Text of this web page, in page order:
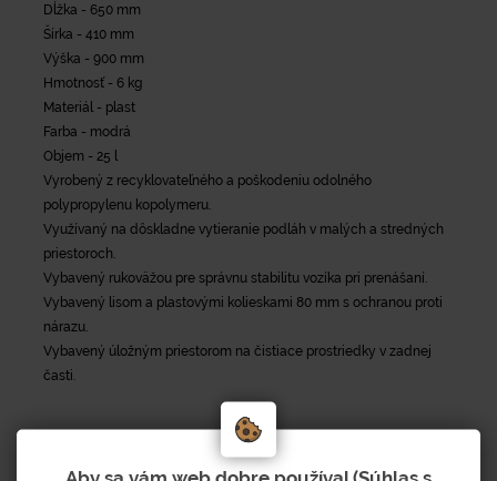
Dĺžka - 650 mm
Šírka - 410 mm
Výška - 900 mm
Hmotnosť - 6 kg
Materiál - plast
Farba - modrá
Objem - 25 l
Vyrobený z recyklovateľného a poškodeniu odolného
polypropylenu kopolymeru.
Využívaný na dôskladne vytieranie podláh v malých a stredných
priestoroch.
Vybavený rukoväžou pre správnu stabilitu vozíka pri prenášaní.
Vybavený lisom a plastovými kolieskami 80 mm s ochranou proti
nárazu.
Vybavený úložným priestorom na čistiace prostriedky v zadnej
časti.